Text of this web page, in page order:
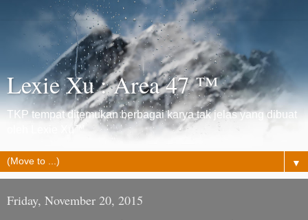
Lexie Xu : Area 47 ™
TKP tempat ditemukan berbagai karya tak jelas yang dibuat
oleh Lexie Xu™
▼
Friday, November 20, 2015